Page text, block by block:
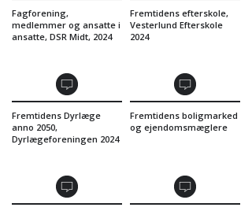
Fagforening,
medlemmer og ansatte i
ansatte, DSR Midt, 2024
Fremtidens efterskole,
Vesterlund Efterskole
2024
Fremtidens Dyrlæge
anno 2050,
Dyrlægeforeningen 2024
Fremtidens boligmarked
og ejendomsmæglere